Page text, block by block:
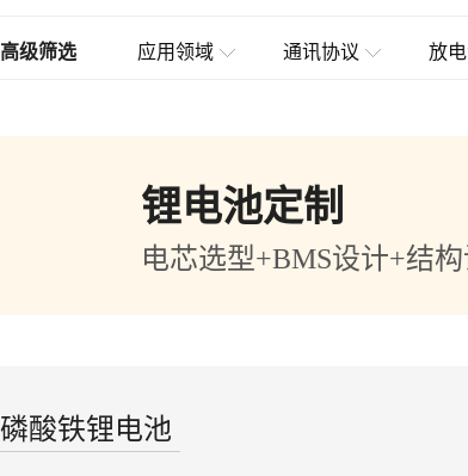
高级筛选 应用领域 通讯协议 放
锂电池定制
电芯选型+BMS设计+结
磷酸铁锂电池